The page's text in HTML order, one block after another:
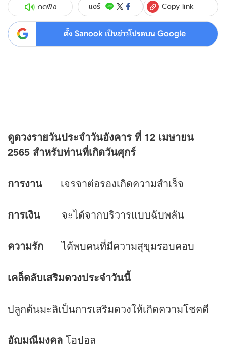
กดฟัง แชร์ Copy link
ตั้ง Sanook เป็นข่าวโปรดบน Google
ดูดวงรายวันประจำวันอังคาร ที่ 12 เมษายน
2565 สำหรับท่านที่เกิดวันศุกร์
การงาน เจรจาต่อรองเกิดความสำเร็จ
การเงิน จะได้จากบริวารแบบฉับพลัน
ความรัก ได้พบคนที่มีความสุขุมรอบคอบ
เคล็ดลับเสริมดวงประจำวันนี้
ปลูกต้นมะลิเป็นการเสริมดวงให้เกิดความโชคดี
อัญมณีมงคล โอปอล